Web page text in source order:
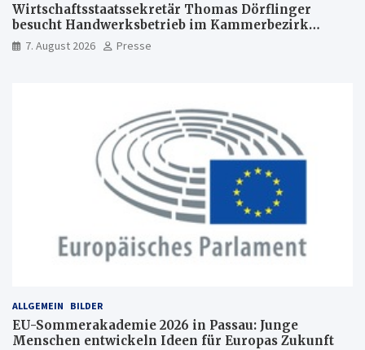
Wirtschaftsstaatssekretär Thomas Dörflinger
besucht Handwerksbetrieb im Kammerbezirk
Freiburg
7. August 2026 Presse
ALLGEMEIN BILDER
EU-Sommerakademie 2026 in Passau: Junge
Menschen entwickeln Ideen für Europas Zukunft